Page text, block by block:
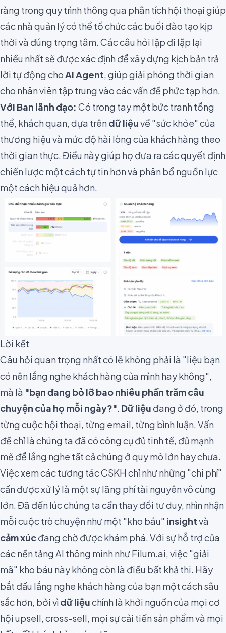
ràng trong quy trình thông qua phân tích hội thoại giúp
các nhà quản lý có thể tổ chức các buổi đào tạo kịp
thời và đúng trọng tâm. Các câu hỏi lặp đi lặp lại
nhiều nhất sẽ được xác định để xây dựng kịch bản trả
lời tự động choAI Agent, giúp giải phóng thời gian
cho nhân viên tập trung vào các vấn đề phức tạp hơn.
Với Ban lãnh đạo: Có trong tay một bức tranh tổng
thể, khách quan, dựa trêndữ liệuvề "sức khỏe" của
thương hiệu và mức độ hài lòng của khách hàng theo
thời gian thực. Điều này giúp họ đưa ra các quyết định
chiến lược một cách tự tin hơn và phân bổ nguồn lực
một cách hiệu quả hơn.
Lời kết
Câu hỏi quan trọng nhất có lẽ không phải là "liệu bạn
có nên lắng nghe khách hàng của mình hay không",
mà là "bạn đang bỏ lỡ bao nhiêu phần trăm câu
chuyện của họ mỗi ngày?". Dữ liệu đang ở đó, trong
từng cuộc hội thoại, từng email, từng bình luận. Vấn
đề chỉ là chúng ta đã có công cụ đủ tinh tế, đủ mạnh
mẽ để lắng nghe tất cả chúng ở quy mô lớn hay chưa.
Việc xem các tương tác CSKH chỉ như những "chi phí"
cần được xử lý là một sự lãng phí tài nguyên vô cùng
lớn. Đã đến lúc chúng ta cần thay đổi tư duy, nhìn nhận
mỗi cuộc trò chuyện như một "kho báu" insightvà
cảm xúcđang chờ được khám phá. Với sự hỗ trợ của
các nền tảng AI thông minh như Filum.ai, việc "giải
mã" kho báu này không còn là điều bất khả thi. Hãy
bắt đầu lắng nghe khách hàng của bạn một cách sâu
sắc hơn, bởi vìdữ liệuchính là khởi nguồn của mọi cơ
hội upsell, cross-sell, mọi sự cải tiến sản phẩm và mọi